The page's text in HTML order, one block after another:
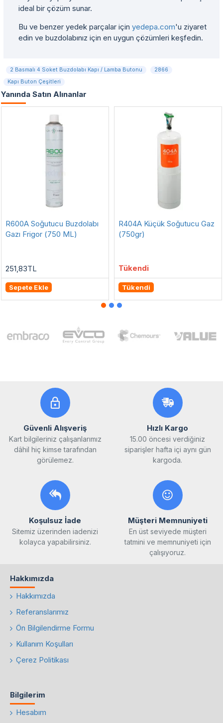
ideal bir çözüm sunar.
Bu ve benzer yedek parçalar için yedepa.com'u ziyaret
edin ve buzdolabınız için en uygun çözümleri keşfedin.
2 Basmalı 4 Soket Buzdolabı Kapı / Lamba Butonu
2866
Kapı Buton Çeşitleri
Yanında Satın Alınanlar
R600A Soğutucu Buzdolabı
Gazı Frigor (750 ML)
251,83TL
Sepete Ekle
R404A Küçük Soğutucu Gaz
(750gr)
Tükendi
Tükendi
Güvenli Alışveriş
Kart bilgileriniz çalışanlarımız
dâhil hiç kimse tarafından
görülemez.
Hızlı Kargo
15.00 öncesi verdiğiniz
siparişler hafta içi aynı gün
kargoda.
Koşulsuz İade
Sitemiz üzerinden iadenizi
kolayca yapabilirsiniz.
Müşteri Memnuniyeti
En üst seviyede müşteri
tatmini ve memnuniyeti için
çalışıyoruz.
Hakkımızda
Hakkımızda
Referanslarımız
Ön Bilgilendirme Formu
Kullanım Koşulları
Çerez Politikası
Bilgilerim
Hesabım